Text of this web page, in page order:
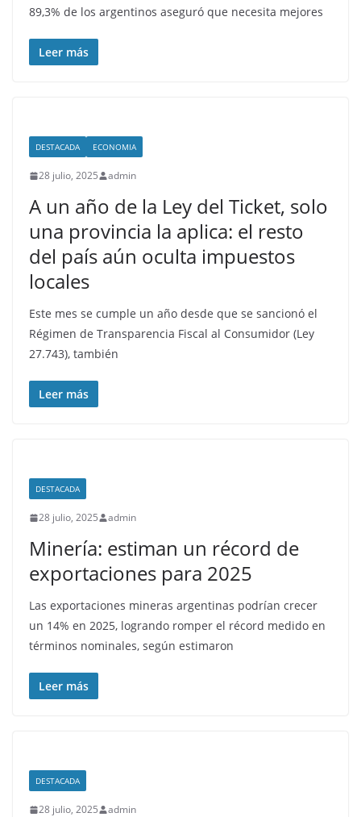
89,3% de los argentinos aseguró que necesita mejores
Leer más
DESTACADA ECONOMIA
28 julio, 2025 admin
A un año de la Ley del Ticket, solo
una provincia la aplica: el resto
del país aún oculta impuestos
locales
Este mes se cumple un año desde que se sancionó el
Régimen de Transparencia Fiscal al Consumidor (Ley
27.743), también
Leer más
DESTACADA
28 julio, 2025 admin
Minería: estiman un récord de
exportaciones para 2025
Las exportaciones mineras argentinas podrían crecer
un 14% en 2025, logrando romper el récord medido en
términos nominales, según estimaron
Leer más
DESTACADA
28 julio, 2025 admin